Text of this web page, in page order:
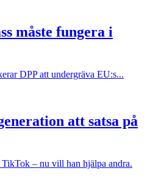
måste fungera i
DPP att undergräva EU:s...
att satsa på
– nu vill han hjälpa andra.